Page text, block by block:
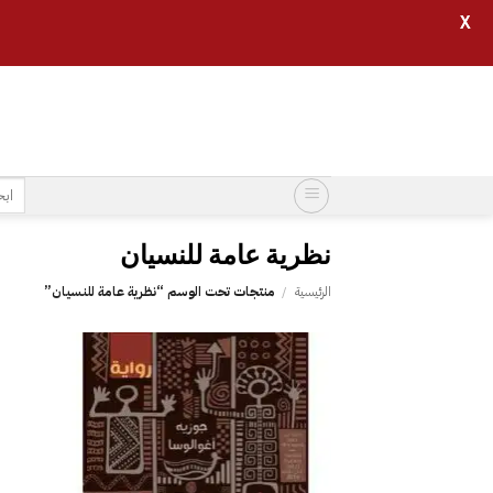
البحث
عن:
الرئيسية / منتجات تحت الوسم “‎نظرية عامة للنسيان”
إضافة
إلى
قائمة
الرغبات
X